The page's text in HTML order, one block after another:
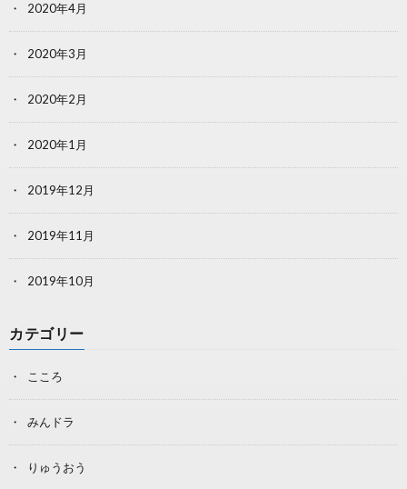
2020年4月
2020年3月
2020年2月
2020年1月
2019年12月
2019年11月
2019年10月
カテゴリー
こころ
みんドラ
りゅうおう